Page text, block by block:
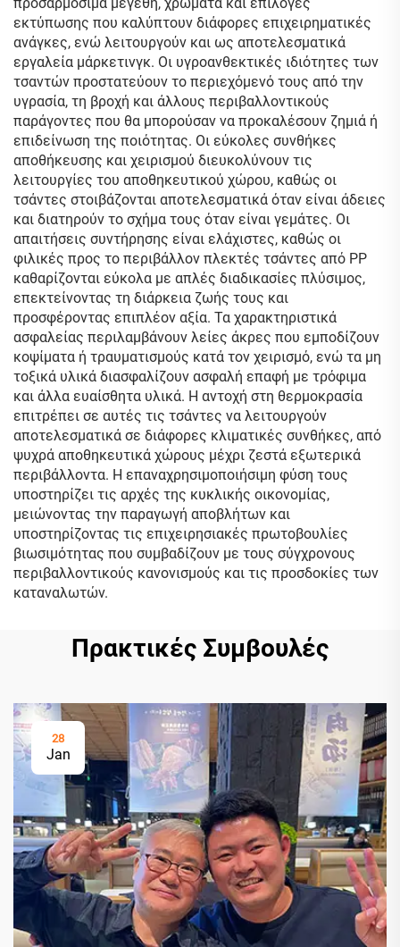
εκτύπωσης που καλύπτουν διάφορες επιχειρηματικές
ανάγκες, ενώ λειτουργούν και ως αποτελεσματικά
εργαλεία μάρκετινγκ. Οι υγροανθεκτικές ιδιότητες των
τσαντών προστατεύουν το περιεχόμενό τους από την
υγρασία, τη βροχή και άλλους περιβαλλοντικούς
παράγοντες που θα μπορούσαν να προκαλέσουν ζημιά ή
επιδείνωση της ποιότητας. Οι εύκολες συνθήκες
αποθήκευσης και χειρισμού διευκολύνουν τις
λειτουργίες του αποθηκευτικού χώρου, καθώς οι
τσάντες στοιβάζονται αποτελεσματικά όταν είναι άδειες
και διατηρούν το σχήμα τους όταν είναι γεμάτες. Οι
απαιτήσεις συντήρησης είναι ελάχιστες, καθώς οι
φιλικές προς το περιβάλλον πλεκτές τσάντες από PP
καθαρίζονται εύκολα με απλές διαδικασίες πλύσιμος,
επεκτείνοντας τη διάρκεια ζωής τους και
προσφέροντας επιπλέον αξία. Τα χαρακτηριστικά
ασφαλείας περιλαμβάνουν λείες άκρες που εμποδίζουν
κοψίματα ή τραυματισμούς κατά τον χειρισμό, ενώ τα μη
τοξικά υλικά διασφαλίζουν ασφαλή επαφή με τρόφιμα
και άλλα ευαίσθητα υλικά. Η αντοχή στη θερμοκρασία
επιτρέπει σε αυτές τις τσάντες να λειτουργούν
αποτελεσματικά σε διάφορες κλιματικές συνθήκες, από
ψυχρά αποθηκευτικά χώρους μέχρι ζεστά εξωτερικά
περιβάλλοντα. Η επαναχρησιμοποιήσιμη φύση τους
υποστηρίζει τις αρχές της κυκλικής οικονομίας,
μειώνοντας την παραγωγή αποβλήτων και
υποστηρίζοντας τις επιχειρησιακές πρωτοβουλίες
βιωσιμότητας που συμβαδίζουν με τους σύγχρονους
περιβαλλοντικούς κανονισμούς και τις προσδοκίες των
καταναλωτών.
Πρακτικές Συμβουλές
28
Jan